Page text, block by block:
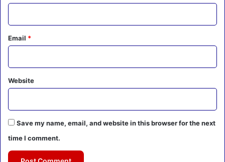
Email *
Website
Save my name, email, and website in this browser for the next
time I comment.